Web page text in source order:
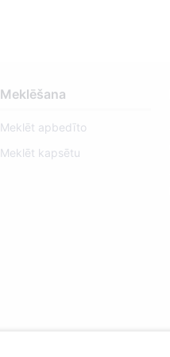
Meklēšana
Meklēt apbedīto
Meklēt kapsētu